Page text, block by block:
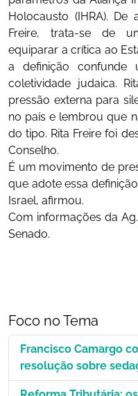
Holocausto (IHRA).
Freire, trata-se de
equiparar a crítica ao
a definição confunde
coletividade judaica.
pressão externa para
no país e lembrou que
do tipo. Rita Freire foi
Conselho.
É um movimento de
que adote essa
Israel, afirmou.
Com informações da
Senado.
Foco no Tema
Francisco Camargo
resolução sobre